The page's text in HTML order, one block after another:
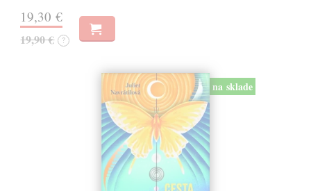
19,30 €
19,90 € ?
na sklade